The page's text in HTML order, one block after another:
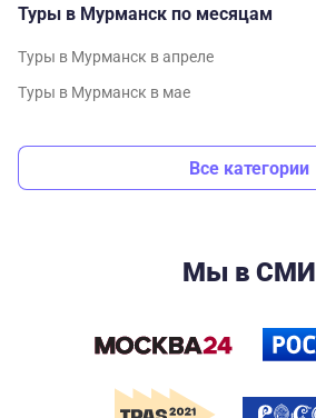
Туры в Мурманск по месяцам
Туры в Мурманск в апреле
Туры в Мурманск в мае
Все категории
Мы в СМИ